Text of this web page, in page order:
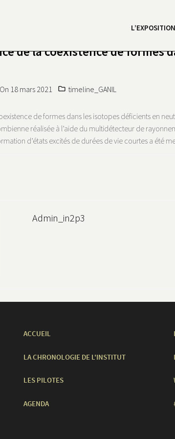
L’EXPOSITION
de la coexistence de
On 18 mars 2021 timeline_GANIL
de formes dans les isotopes déficients en
réalisée à l’aide du multidétecteur de
d’états excités de durées de vie courtes a été
Admin_in2p3
ACCUEIL
LA CHRONOLOGIE DE L'INSTITUT
LES PILOTES
AGENDA